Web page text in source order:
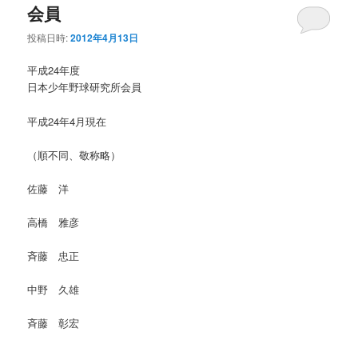
会員
投稿日時:2012年4月13日
平成24年度
日本少年野球研究所会員
平成24年4月現在
（順不同、敬称略）
佐藤 洋
高橋 雅彦
斉藤 忠正
中野 久雄
斉藤 彰宏